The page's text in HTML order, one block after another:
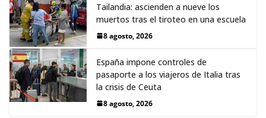
Tailandia: ascienden a nueve los
muertos tras el tiroteo en una escuela
8 agosto, 2026
España impone controles de
pasaporte a los viajeros de Italia tras
la crisis de Ceuta
8 agosto, 2026